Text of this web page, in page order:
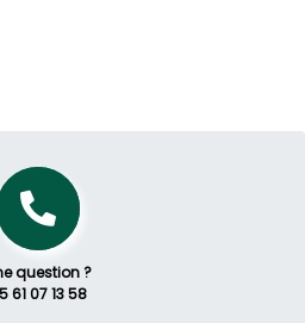
question ?
61 07 13 58